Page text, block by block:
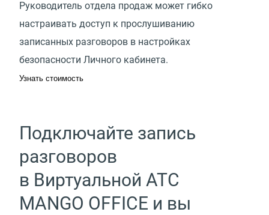
Руководитель отдела продаж может гибко
настраивать доступ к прослушиванию
записанных разговоров в настройках
безопасности Личного кабинета.
Узнать стоимость
Подключайте запись
разговоров
в Виртуальной АТС
MANGO OFFICE и вы